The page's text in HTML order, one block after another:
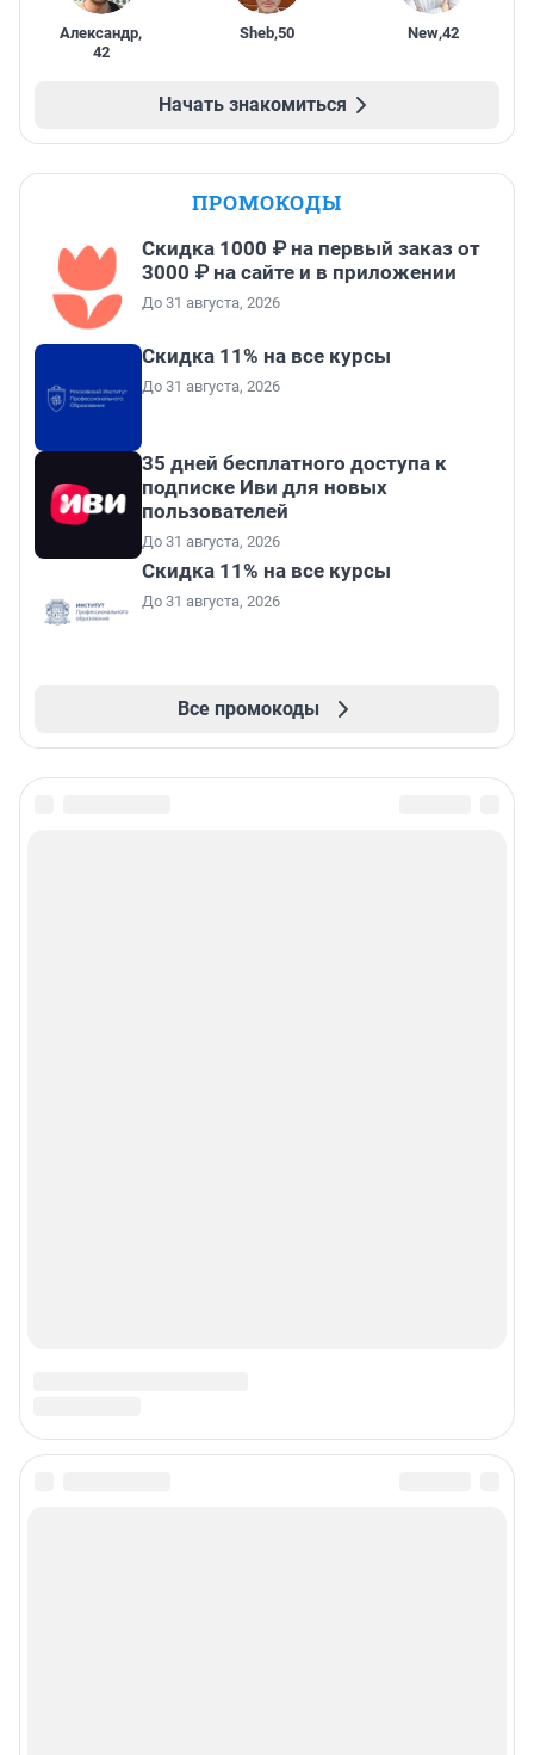
Александр,
42
Sheb,50 New,42
Начать знакомиться
ПРОМОКОДЫ
Скидка 1000 ₽ на первый заказ от
3000 ₽ на сайте и в приложении
До 31 августа, 2026
Скидка 11% на все курсы
До 31 августа, 2026
35 дней бесплатного доступа к
подписке Иви для новых
пользователей
До 31 августа, 2026
Скидка 11% на все курсы
До 31 августа, 2026
Все промокоды